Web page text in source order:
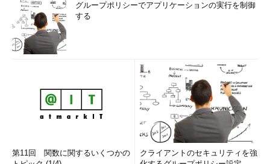
グループポリシーでアプリケーションの実行を制御
する
第11回 関数に関するいくつかの
クライアントのセキュリティを強